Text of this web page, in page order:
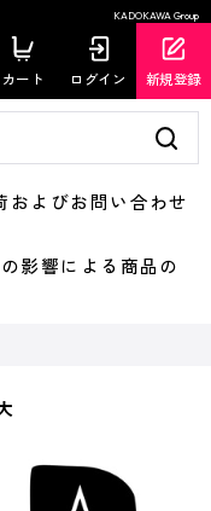
KADOKAWA Group
カート ログイン 新規登録
よびお問い合わせ
影響による商品の